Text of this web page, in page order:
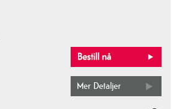
Mer Detaljer